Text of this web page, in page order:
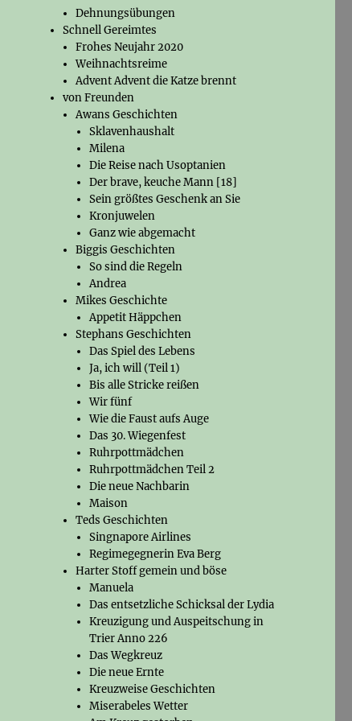
Dehnungsübungen
Schnell Gereimtes
Frohes Neujahr 2020
Weihnachtsreime
Advent Advent die Katze brennt
von Freunden
Awans Geschichten
Sklavenhaushalt
Milena
Die Reise nach Usoptanien
Der brave, keuche Mann [18]
Sein größtes Geschenk an Sie
Kronjuwelen
Ganz wie abgemacht
Biggis Geschichten
So sind die Regeln
Andrea
Mikes Geschichte
Appetit Häppchen
Stephans Geschichten
Das Spiel des Lebens
Ja, ich will (Teil 1)
Bis alle Stricke reißen
Wir fünf
Wie die Faust aufs Auge
Das 30. Wiegenfest
Ruhrpottmädchen
Ruhrpottmädchen Teil 2
Die neue Nachbarin
Maison
Teds Geschichten
Singnapore Airlines
Regimegegnerin Eva Berg
Harter Stoff gemein und böse
Manuela
Das entsetzliche Schicksal der Lydia
Kreuzigung und Auspeitschung in
Trier Anno 226
Das Wegkreuz
Die neue Ernte
Kreuzweise Geschichten
Miserabeles Wetter